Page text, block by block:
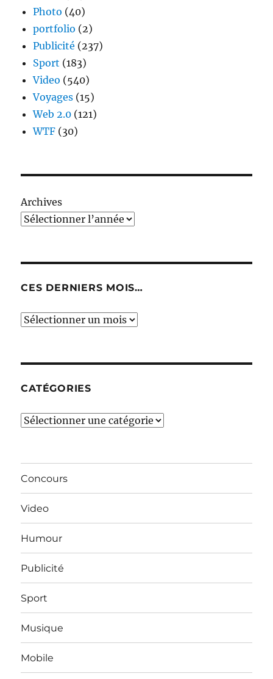
Photo (40)
portfolio (2)
Publicité (237)
Sport (183)
Video (540)
Voyages (15)
Web 2.0 (121)
WTF (30)
Archives
CES DERNIERS MOIS…
Ces
CATÉGORIES
Catégories
Concours
Video
Humour
Publicité
Sport
Musique
Mobile